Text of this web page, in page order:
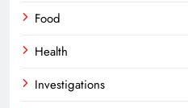
Food
Health
Investigations